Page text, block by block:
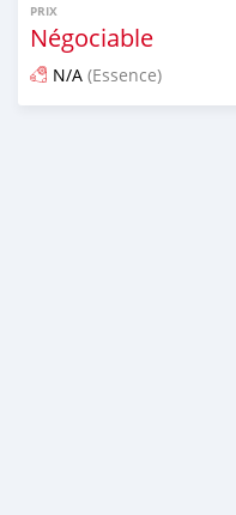
PRIX
Négociable
N/A (Essence)